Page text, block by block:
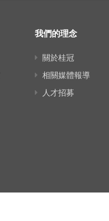
我們的理念
關於桂冠
相關媒體報導
人才招募